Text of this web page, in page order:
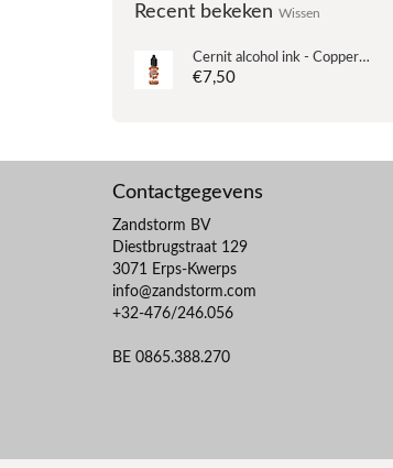
Recent bekeken Wissen
Cernit alcohol ink - Copper - n°057 - 20ml
€7,50
Contactgegevens
Zandstorm BV
Diestbrugstraat 129
3071 Erps-Kwerps
info@zandstorm.com
+32-476/246.056
BE 0865.388.270